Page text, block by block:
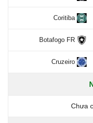
Coritiba
Botafogo FR
Cruzeiro
Chưa